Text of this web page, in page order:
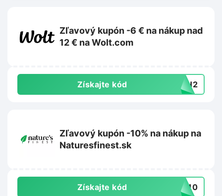
Zľavový kupón -6 € na nákup nad
12 € na Wolt.com
Získajte kód 26H2
Zľavový kupón -10% na nákup na
Naturesfinest.sk
Získajte kód ME10